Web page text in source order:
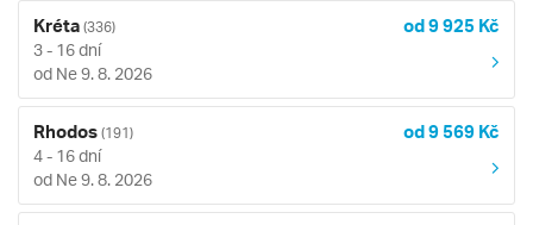
Kréta (336) od 9 925 Kč
3 - 16 dní
od Ne 9. 8. 2026
Rhodos (191) od 9 569 Kč
4 - 16 dní
od Ne 9. 8. 2026